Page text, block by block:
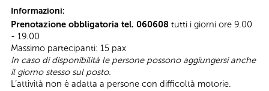
Informazioni:
Prenotazione obbligatoria tel. 060608 tutti i giorni ore 9.00
- 19.00
Massimo partecipanti: 15 pax
In caso di disponibilità le persone possono aggiungersi anche
il giorno stesso sul posto.
L’attività non è adatta a persone con difficoltà motorie.